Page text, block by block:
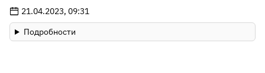
21.04.2023, 09:31
Подробности